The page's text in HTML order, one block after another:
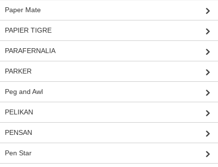
Paper Mate
PAPIER TIGRE
PARAFERNALIA
PARKER
Peg and Awl
PELIKAN
PENSAN
Pen Star